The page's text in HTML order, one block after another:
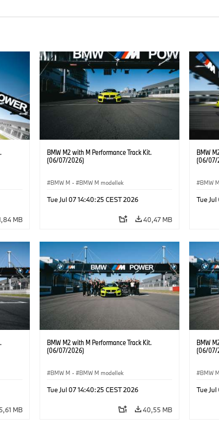
MB
BMW M2 with M Performance Track Kit.
(06/07/2026)
BMW M · BMW M modellek
Tue Jul 07 14:40:25 CEST 2026
40,47 MB
BMW
(06/07/
BMW
Tue
MB
BMW M2 with M Performance Track Kit.
(06/07/2026)
BMW M · BMW M modellek
Tue Jul 07 14:40:25 CEST 2026
40,55 MB
BMW
(06/07/
BMW
Tue